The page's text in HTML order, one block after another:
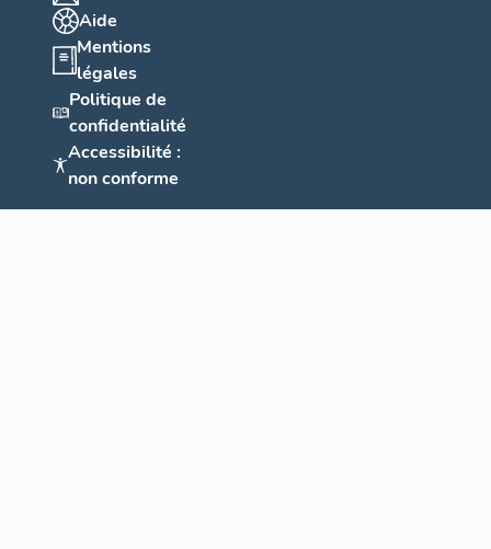
Aide
Mentions
légales
Politique de
confidentialité
Accessibilité :
non conforme